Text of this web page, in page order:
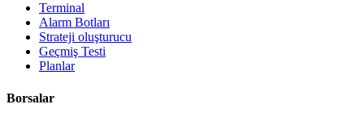
Terminal
Alarm Botları
Strateji oluşturucu
Geçmiş Testi
Planlar
Borsalar